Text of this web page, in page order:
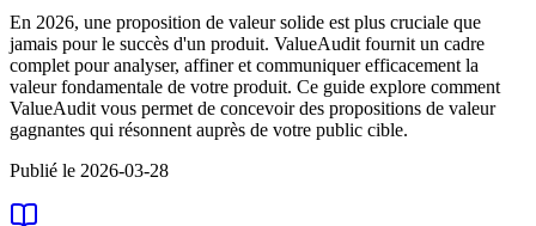
En 2026, une proposition de valeur solide est plus cruciale que
jamais pour le succès d'un produit. ValueAudit fournit un cadre
complet pour analyser, affiner et communiquer efficacement la
valeur fondamentale de votre produit. Ce guide explore comment
ValueAudit vous permet de concevoir des propositions de valeur
gagnantes qui résonnent auprès de votre public cible.
Publié le 2026-03-28